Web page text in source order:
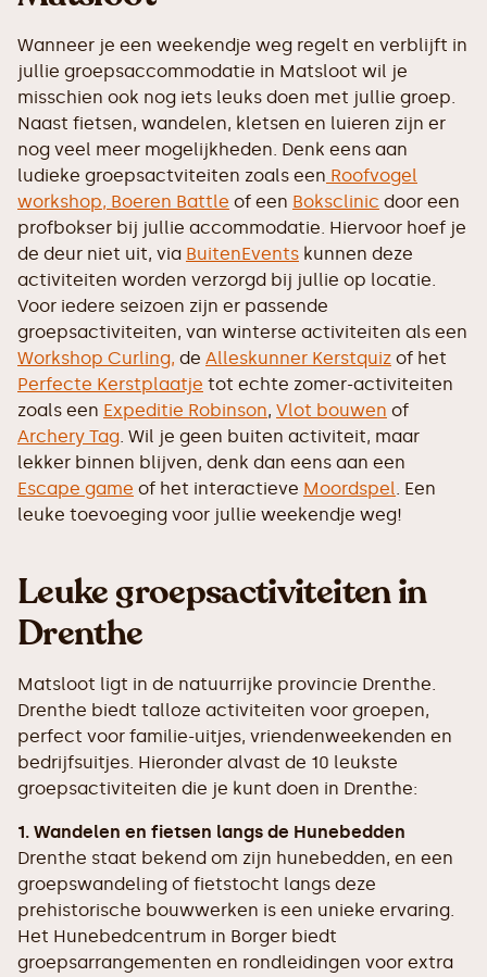
Wanneer je een weekendje weg regelt en verblijft in
jullie groepsaccommodatie in Matsloot wil je
misschien ook nog iets leuks doen met jullie groep.
Naast fietsen, wandelen, kletsen en luieren zijn er
nog veel meer mogelijkheden. Denk eens aan
ludieke groepsactviteiten zoals een Roofvogel
workshop, Boeren Battle of een Boksclinic door een
profbokser bij jullie accommodatie. Hiervoor hoef je
de deur niet uit, via BuitenEvents kunnen deze
activiteiten worden verzorgd bij jullie op locatie.
Voor iedere seizoen zijn er passende
groepsactiviteiten, van winterse activiteiten als een
Workshop Curling, de Alleskunner Kerstquiz of het
Perfecte Kerstplaatje tot echte zomer-activiteiten
zoals een Expeditie Robinson, Vlot bouwen of
Archery Tag. Wil je geen buiten activiteit, maar
lekker binnen blijven, denk dan eens aan een
Escape game of het interactieve Moordspel. Een
leuke toevoeging voor jullie weekendje weg!
Leuke groepsactiviteiten in
Drenthe
Matsloot ligt in de natuurrijke provincie Drenthe.
Drenthe biedt talloze activiteiten voor groepen,
perfect voor familie-uitjes, vriendenweekenden en
bedrijfsuitjes. Hieronder alvast de 10 leukste
groepsactiviteiten die je kunt doen in Drenthe:
1. Wandelen en fietsen langs de Hunebedden
Drenthe staat bekend om zijn hunebedden, en een
groepswandeling of fietstocht langs deze
prehistorische bouwwerken is een unieke ervaring.
Het Hunebedcentrum in Borger biedt
groepsarrangementen en rondleidingen voor extra